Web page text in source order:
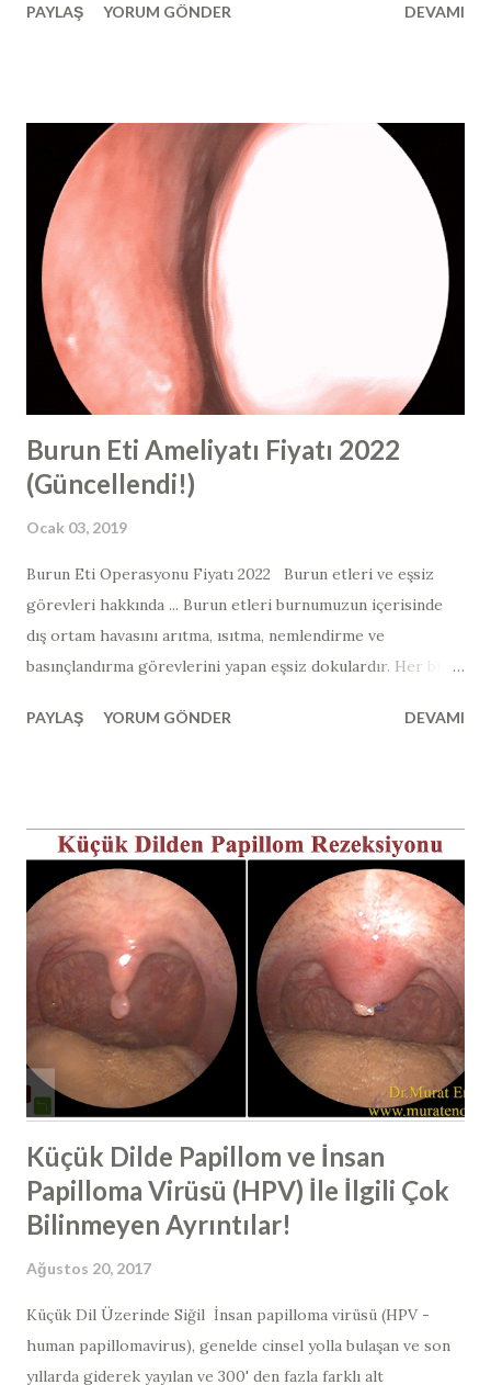
ameliyatı yapılan ve ameliyat sonrası ve 3 ay sonraki burun
Kortikosteroidleri, anabolik steroidler ile karıştırmayın!
Burun estetiği ve burun ameliyatı dünyasında steroid
terimini kullandığımızda, çok spesifik bir steroid türünden
bahsediyoruz. “Steroid” kelimesi, vücut geliştiricilerinde
artmış kas büyümesi için kullanılan bir hormondur ve
aslında bu vücut kitlesini oluşturmak için kullanılan, anabolik
bir steroid adı verilen farklı bir steroid tipini ifade eder.
Rinoplasti ve revizyon rinoplasti sonrasında " buru...
PAYLAŞ YORUM GÖNDER DEVAMI
Burun Eti Ameliyatı Fiyatı 2022
(Güncellendi!)
Ocak 03, 2019
Burun Eti Operasyonu Fiyatı 2022 Burun etleri ve eşsiz
görevleri hakkında ... Burun etleri burnumuzun içerisinde
dış ortam havasını arıtma, ısıtma, nemlendirme ve
basınçlandırma görevlerini yapan eşsiz dokulardır. Her bir
aklınıza en çok gelen şey " burun etlerinden tamamen
ne kadar önemli olduğu sonrasında anlaşılmıştır. Dış ortam
havasından bulunan tüm mikroorganizmalar, allerjenler
burun etleri tarafından burun içerisinde yakalanmaktadır.
Yaklaşık sosis şeklinde olan alt burun etleri içerisinde
birçok damar ağı bulunmaktadır ve sıcaktır. Dış kısmında
mukus tabakası bulunur ve burnumuzu hava girdiğinde
burun etine çarpan hava yuvarlanma hareketi yaparak burun
etini çarpar, içerisinde bulunan bütün partikülleri, yabancı
cisimleri, mikroorgan...
PAYLAŞ YORUM GÖNDER DEVAMI
Küçük Dilde Papillom ve İnsan
Papilloma Virüsü (HPV) İle İlgili Çok
Bilinmeyen Ayrıntılar!
Ağustos 20, 2017
Küçük Dil Üzerinde Siğil İnsan papilloma virüsü (HPV -
human papillomavirus​), genelde cinsel yolla bulaşan ve son
yıllarda giderek yayılan ve 300' den fazla farklı alt